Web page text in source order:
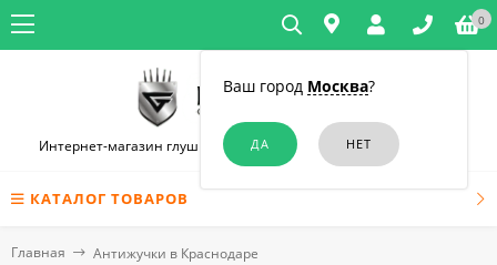
Ваш город Москва?
0
Интернет-магазин глушилок связи и диктофонов в Краснодаре
КАТАЛОГ ТОВАРОВ
Главная Антижучки в Краснодаре